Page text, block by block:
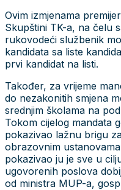
Ovim izmjenama
Skupštini TK-a, na čelu
rukovodeći službenik
kandidata sa liste
prvi kandidat na listi.
Također, za vrijeme
do nezakonitih smjena
srednjim školama na
Tokom cijelog mandata
pokazivao lažnu brigu
obrazovnim
pokazivao ju je sve u
ugovorenih poslova
od ministra MUP-a,